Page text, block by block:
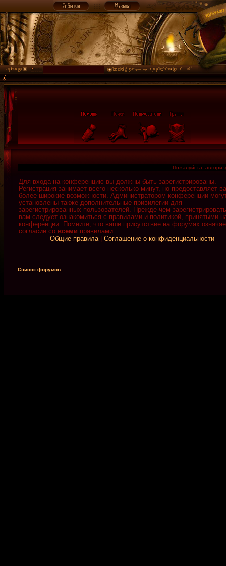
Пожалуйста,
Для входа на конференцию вы должны быть зарегистрированы.
Регистрация занимает всего несколько минут, но предоставляет
более широкие возможности. Администратором конференции
установлены также дополнительные привилегии для
зарегистрированных пользователей. Прежде чем
вам следует ознакомиться с правилами и политикой, принятыми
конференции. Помните, что ваше присутствие на форумах
согласие со всеми правилами.
Общие правила| Соглашение о конфиденциальности
Список форумов